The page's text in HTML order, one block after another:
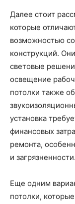
Далее стоит
которые
возможностью
конструкций.
световые
освещение
потолки также
установка
финансовых
ремонта,
и загрязненности.
Еще одним
потолки,